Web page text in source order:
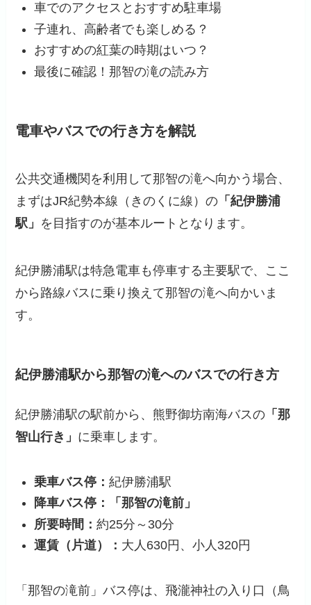
車でのアクセスとおすすめ駐車場
子連れ、高齢者でも楽しめる？
おすすめの紅葉の時期はいつ？
最後に確認！那智の滝の読み方
電車やバスでの行き方を解説
公共交通機関を利用して那智の滝へ向かう場合、
まずはJR紀勢本線（きのくに線）の 「紀伊勝浦
駅」 を目指すのが基本ルートとなります。
紀伊勝浦駅は特急電車も停車する主要駅で、ここ
から路線バスに乗り換えて那智の滝へ向かいま
す。
紀伊勝浦駅から那智の滝へのバスでの行き方
紀伊勝浦駅の駅前から、熊野御坊南海バスの 「那
智山行き」 に乗車します。
乗車バス停：紀伊勝浦駅
降車バス停：
「那智の滝前」
所要時間：約25分～30分
運賃（片道）： 大人630円、小人320円
「那智の滝前」バス停は、飛瀧神社の入り口（鳥